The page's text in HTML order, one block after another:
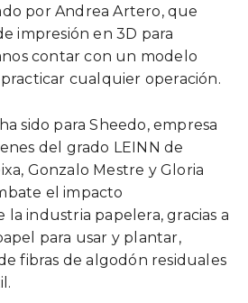
por Andrea Artero, que
impresión en 3D para
contar con un modelo
cualquier operación.
sido para Sheedo, empresa
del grado LEINN de
Gonzalo Mestre y Gloria
el impacto
industria papelera, gracias a
para usar y plantar,
fibras de algodón residuales